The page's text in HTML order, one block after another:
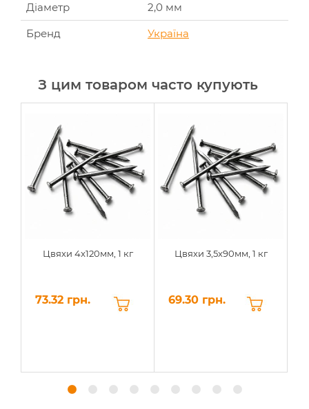
Діаметр
2,0 мм
Бренд
Україна
З цим товаром часто купують
Цвяхи 4x120мм, 1 кг
73.32 грн.
Цвяхи 3,5x90мм, 1 кг
69.30 грн.